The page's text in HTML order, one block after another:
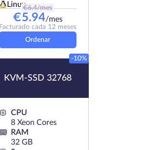
Linux€6.4/mes
€5.94/mes
Facturado cada 12 meses
Ordenar
KVM-SSD 32768
-10%
CPU
8 Xeon Cores
RAM
32 GB